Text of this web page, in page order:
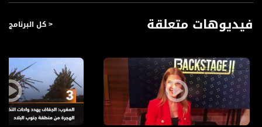
فيديوهات متعلقة < كل البرنامج